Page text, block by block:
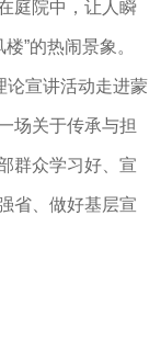
庭院中，让人瞬
”的热闹景象。
宣讲活动走进蒙
场关于传承与担
群众学习好、宣
省、做好基层宣